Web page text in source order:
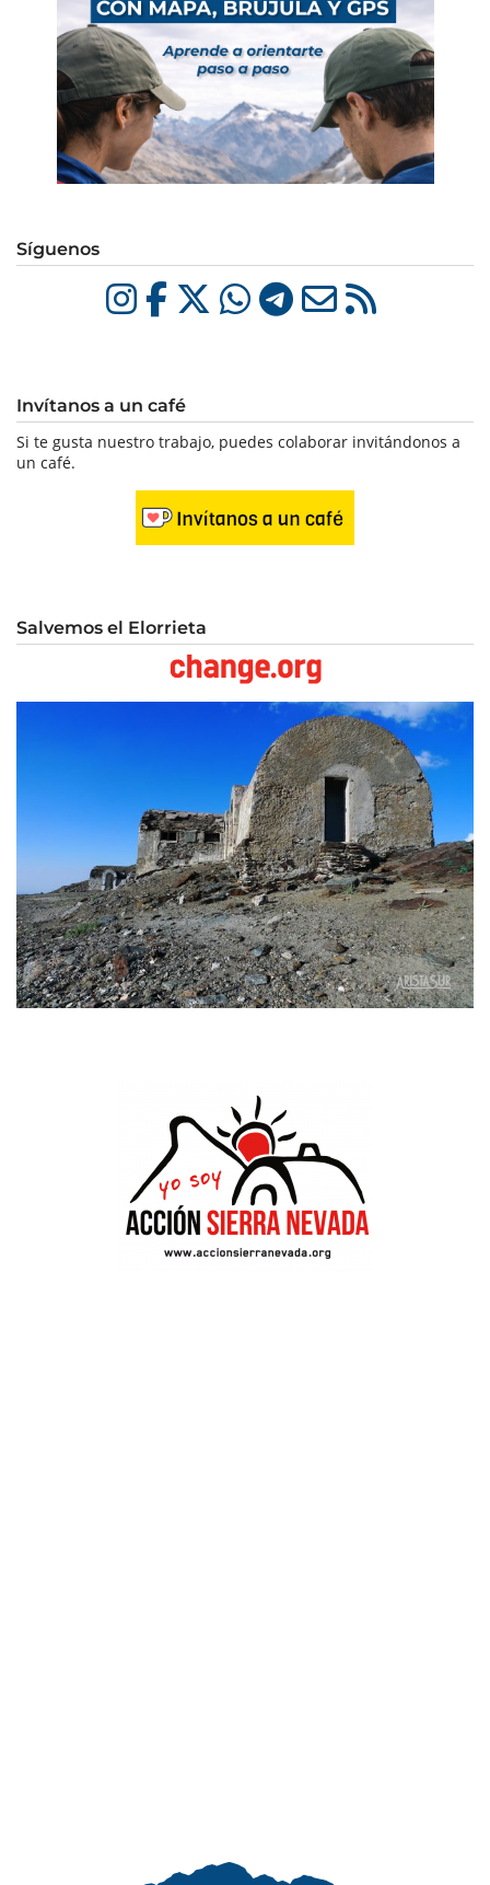
Síguenos
Invítanos a un café
Si te gusta nuestro trabajo, puedes colaborar invitándonos a
un café.
Salvemos el Elorrieta